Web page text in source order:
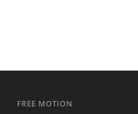
FREE MOTION